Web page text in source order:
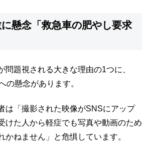
懸念「救急車の肥やし要求
問題視される大きな理由の1つに、
の懸念があります。
は「撮影された映像がSNSにアップ
けた人から軽症でも写真や動画のため
かねません」と危惧しています。